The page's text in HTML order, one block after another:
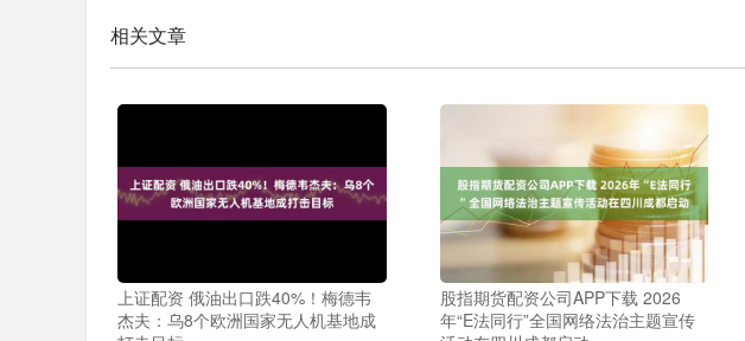
相关文章
上证配资 俄油出口跌40%！梅德韦
杰夫：乌8个欧洲国家无人机基地成
股指期货配资公司APP下载 2026
年“E法同行”全国网络法治主题宣传